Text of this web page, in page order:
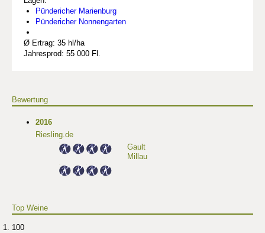
Pündericher Marienburg
Pündericher Nonnengarten
Ø Ertrag: 35 hl/ha
Jahresprod: 55 000 Fl.
Bewertung
2016
Riesling.de
Gault
Millau
Top Weine
100